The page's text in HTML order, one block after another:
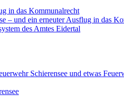
in das Kommunalrecht
– und ein erneuter Ausflug in das
des Amtes Eidertal
Schierensee und etwas